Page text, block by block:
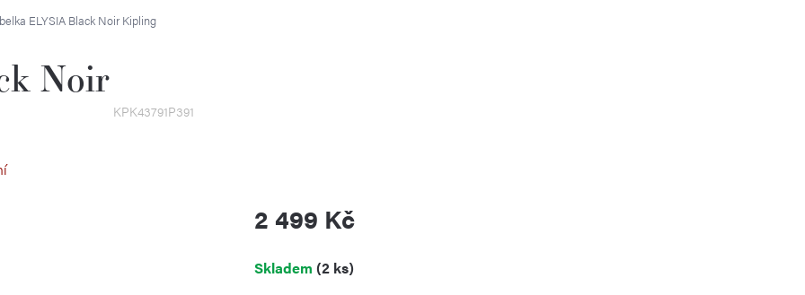
ELYSIA Black Noir Kipling
Noir
KPK43791P391
2 499 Kč
cena:
Skladem (2 ks)